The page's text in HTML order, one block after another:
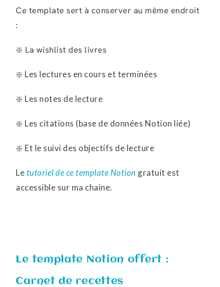
Ce template sert à conserver au même endroit
:
❇️ La wishlist des livres
❇️ Les lectures en cours et terminées
❇️ Les notes de lecture
❇️ Les citations (base de données Notion liée)
❇️ Et le suivi des objectifs de lecture
Letutoriel de ce template Notion gratuit est
accessible sur ma chaine.
Le template Notion offert :
Carnet de recettes